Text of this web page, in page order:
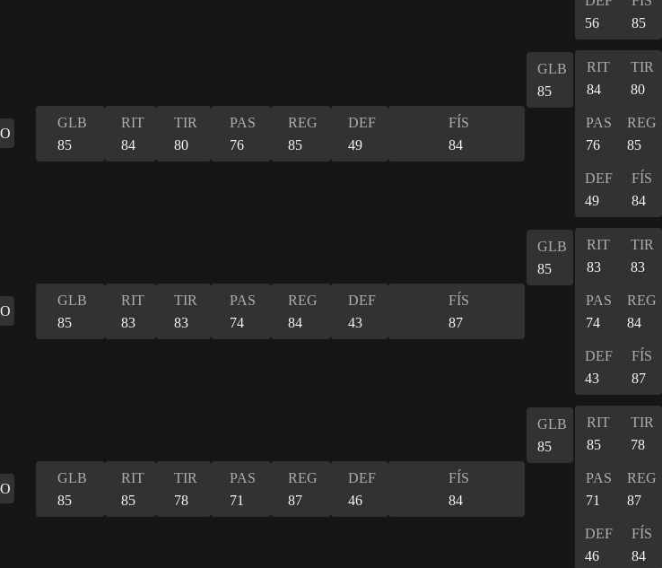
56
85
GLB
85
RIT
84
TIR
80
PAS
76
REG
85
DEF
49
FÍS
84
GLB
85
RIT
84
TIR
80
PAS
76
REG
85
DEF
49
FÍS
84
GLB
85
RIT
83
TIR
83
PAS
74
REG
84
DEF
43
FÍS
87
GLB
85
RIT
83
TIR
83
PAS
74
REG
84
DEF
43
FÍS
87
GLB
85
RIT
85
TIR
78
PAS
71
REG
87
DEF
46
FÍS
84
GLB
85
RIT
85
TIR
78
PAS
71
REG
87
DEF
46
FÍS
84